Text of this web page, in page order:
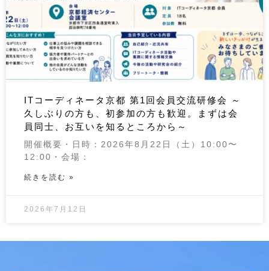
ITコーディネータ京都 第1回会員交流研修会 ～
久しぶりの方も、初参加の方も歓迎。まずは会
員同士、お互いを知るところから～
開催概要・日時：2026年8月22日（土）10:00〜
12:00・会場：
続きを読む »
2026年7月12日